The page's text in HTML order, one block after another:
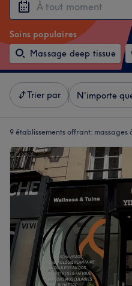
Soins populaires
Massage deep tissue
Trier par N'importe
9 établissements offrant: massages